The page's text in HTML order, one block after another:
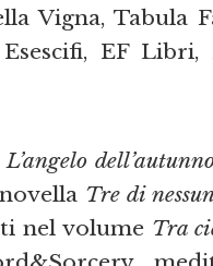
Vigna, Tabula
EF Libri,
L’angelo
Tre di
nel volume Tra